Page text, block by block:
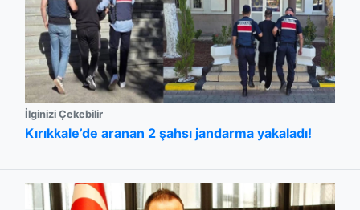
İlginizi Çekebilir
Kırıkkale’de aranan 2 şahsı jandarma yakaladı!